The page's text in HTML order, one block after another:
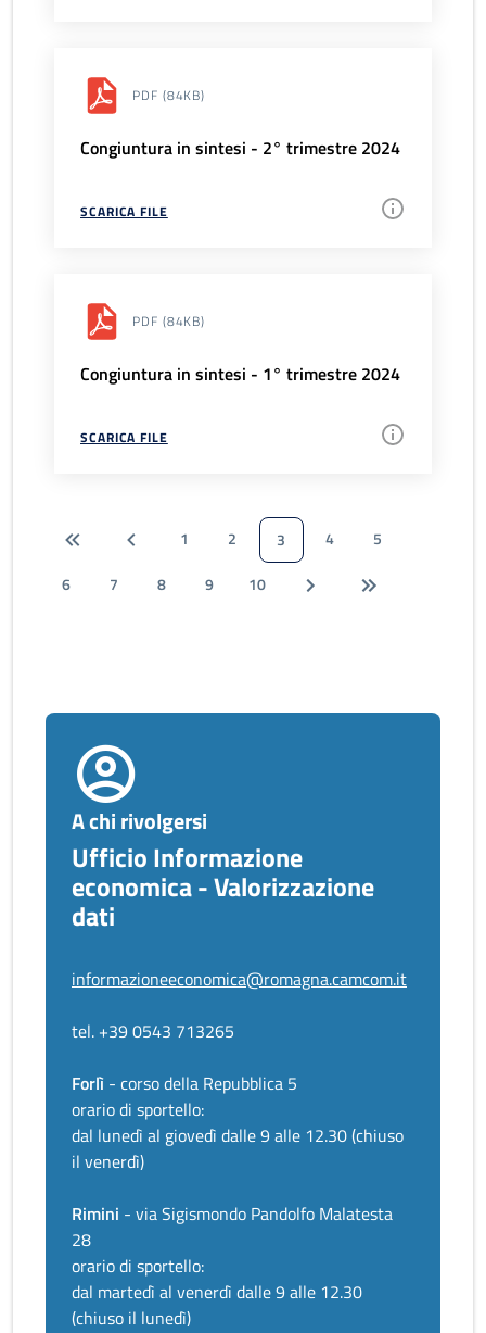
PDF (84KB)
Congiuntura in sintesi - 2° trimestre 2024
SCARICA FILE
PDF (84KB)
Congiuntura in sintesi - 1° trimestre 2024
SCARICA FILE
1 2 3 4
5
6
7 8 9 10
A chi rivolgersi
Ufficio Informazione
economica - Valorizzazione
dati
informazioneeconomica@romagna.camcom.it
tel. +39 0543 713265
Forlì - corso della Repubblica 5
orario di sportello:
dal lunedì al giovedì dalle 9 alle 12.30 (chiuso
il venerdì)
Rimini - via Sigismondo Pandolfo Malatesta
28
orario di sportello:
dal martedì al venerdì dalle 9 alle 12.30
(chiuso il lunedì)